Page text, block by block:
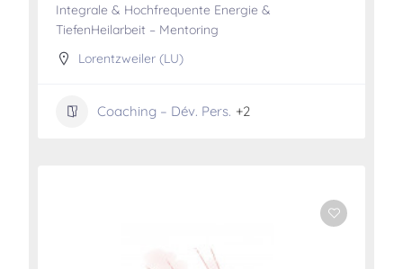
Integrale & Hochfrequente Energie &
TiefenHeilarbeit – Mentoring
Lorentzweiler (LU)
Coaching – Dév. Pers. +2